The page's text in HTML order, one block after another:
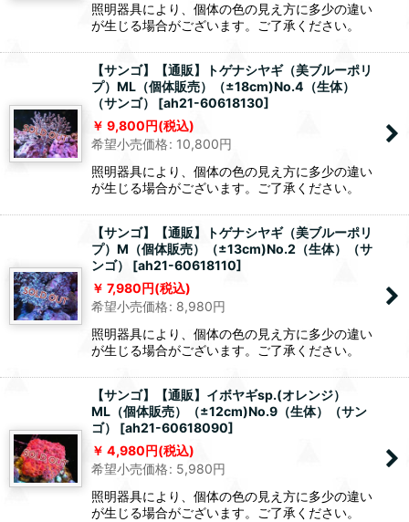
照明器具により、個体の色の見え方に多少の違い
が生じる場合がございます。ご了承ください。
【サンゴ】【通販】トゲナシヤギ（美ブルーポリ
プ）ML（個体販売）（±18cm)No.4（生体）
（サンゴ）
[ah21-60618130]
9,800円(税込)
希望小売価格: 10,800円
照明器具により、個体の色の見え方に多少の違い
が生じる場合がございます。ご了承ください。
【サンゴ】【通販】トゲナシヤギ（美ブルーポリ
プ）M（個体販売）（±13cm)No.2（生体）（サ
ンゴ）
[ah21-60618110]
7,980円(税込)
希望小売価格: 8,980円
照明器具により、個体の色の見え方に多少の違い
が生じる場合がございます。ご了承ください。
【サンゴ】【通販】イボヤギsp.(オレンジ）
ML（個体販売）（±12cm)No.9（生体）（サン
ゴ）
[ah21-60618090]
4,980円(税込)
希望小売価格: 5,980円
照明器具により、個体の色の見え方に多少の違い
が生じる場合がございます。ご了承ください。